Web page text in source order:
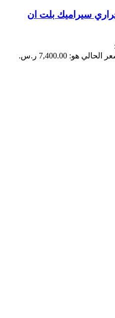
سيراميك بلت ان
الحالي هو: 7,400.00 ر.س.